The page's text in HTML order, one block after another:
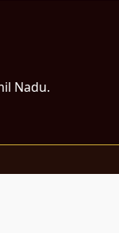
Nadu.